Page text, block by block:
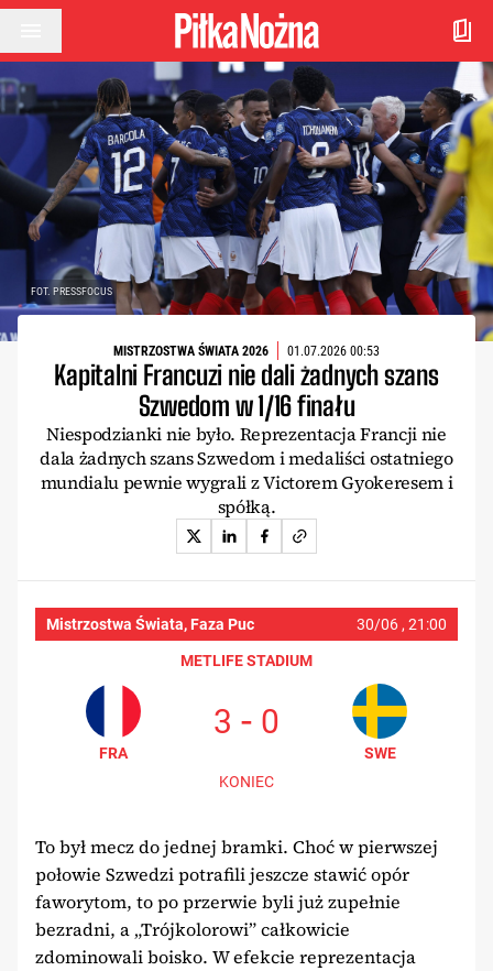
Przejdź do treści
FOT. PRESSFOCUS
MISTRZOSTWA ŚWIATA 2026 01.07.2026 00:53
Kapitalni Francuzi nie dali żadnych szans
Szwedom w 1/16 finału
Niespodzianki nie było. Reprezentacja Francji nie
dala żadnych szans Szwedom i medaliści ostatniego
mundialu pewnie wygrali z Victorem Gyokeresem i
spółką.
Mistrzostwa Świata, Faza Pucharowa 30/06 , 21:00
METLIFE STADIUM
FRA
3 - 0
SWE
KONIEC
To był mecz do jednej bramki. Choć w pierwszej
połowie Szwedzi potrafili jeszcze stawić opór
faworytom, to po przerwie byli już zupełnie
bezradni, a „Trójkolorowi” całkowicie
zdominowali boisko. W efekcie reprezentacja